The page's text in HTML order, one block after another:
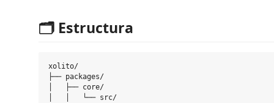
🗂 Estructura
xolito/
├── packages/
│   ├── core/
│   │   └── src/